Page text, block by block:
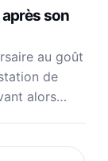
après son
au goût
de
alors…